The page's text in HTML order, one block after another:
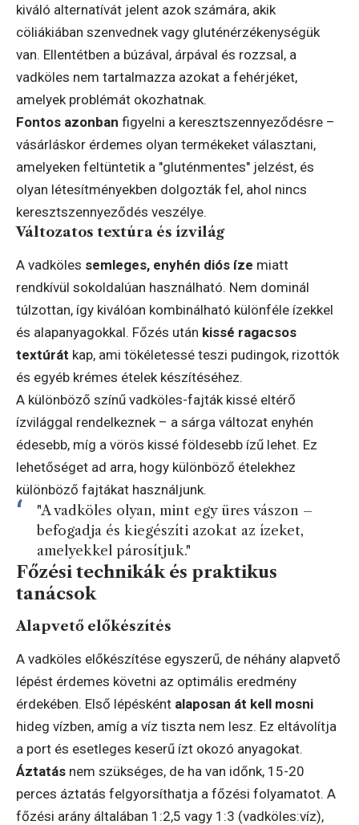
kiváló alternatívát jelent azok számára, akik
cöliákiában szenvednek vagy gluténérzékenységük
van. Ellentétben a búzával, árpával és rozzsal, a
vadköles nem tartalmazza azokat a fehérjéket,
amelyek problémát okozhatnak.
Fontos azonban figyelni a keresztszennyeződésre –
vásárláskor érdemes olyan termékeket választani,
amelyeken feltüntetik a "gluténmentes" jelzést, és
olyan létesítményekben dolgozták fel, ahol nincs
keresztszennyeződés veszélye.
Változatos textúra és ízvilág
A vadköles semleges, enyhén diós íze miatt
rendkívül sokoldalúan használható. Nem dominál
túlzottan, így kiválóan kombinálható különféle ízekkel
és alapanyagokkal. Főzés után kissé ragacsos
textúrát kap, ami tökéletessé teszi pudingok, rizottók
és egyéb krémes ételek készítéséhez.
A különböző színű vadköles-fajták kissé eltérő
ízvilággal rendelkeznek – a sárga változat enyhén
édesebb, míg a vörös kissé földesebb ízű lehet. Ez
lehetőséget ad arra, hogy különböző ételekhez
különböző fajtákat használjunk.
"A vadköles olyan, mint egy üres vászon –
befogadja és kiegészíti azokat az ízeket,
amelyekkel párosítjuk."
Főzési technikák és praktikus
tanácsok
Alapvető előkészítés
A vadköles előkészítése egyszerű, de néhány alapvető
lépést érdemes követni az optimális eredmény
érdekében. Első lépésként alaposan át kell mosni
hideg vízben, amíg a víz tiszta nem lesz. Ez eltávolítja
a port és esetleges keserű ízt okozó anyagokat.
Áztatás nem szükséges, de ha van időnk, 15-20
perces áztatás felgyorsíthatja a főzési folyamatot. A
főzési arány általában 1:2,5 vagy 1:3 (vadköles:víz),